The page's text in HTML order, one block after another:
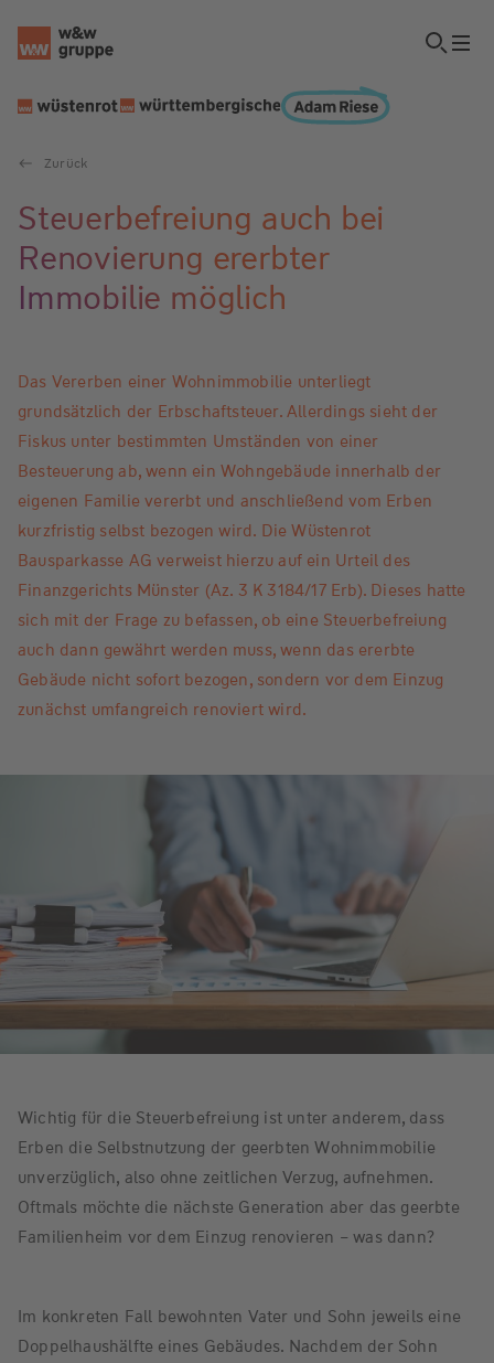
Zurück
Steuerbefreiung auch bei
Renovierung ererbter
Immobilie möglich
Das Vererben einer Wohnimmobilie unterliegt
grundsätzlich der Erbschaftsteuer. Allerdings sieht der
Fiskus unter bestimmten Umständen von einer
Besteuerung ab, wenn ein Wohngebäude innerhalb der
eigenen Familie vererbt und anschließend vom Erben
kurzfristig selbst bezogen wird. Die Wüstenrot
Bausparkasse AG verweist hierzu auf ein Urteil des
Finanzgerichts Münster (Az. 3 K 3184/17 Erb). Dieses hatte
sich mit der Frage zu befassen, ob eine Steuerbefreiung
auch dann gewährt werden muss, wenn das ererbte
Gebäude nicht sofort bezogen, sondern vor dem Einzug
zunächst umfangreich renoviert wird.
Wichtig für die Steuerbefreiung ist unter anderem, dass
Erben die Selbstnutzung der geerbten Wohnimmobilie
unverzüglich, also ohne zeitlichen Verzug, aufnehmen.
Oftmals möchte die nächste Generation aber das geerbte
Familienheim vor dem Einzug renovieren – was dann?
Im konkreten Fall bewohnten Vater und Sohn jeweils eine
Doppelhaushälfte eines Gebäudes. Nachdem der Sohn